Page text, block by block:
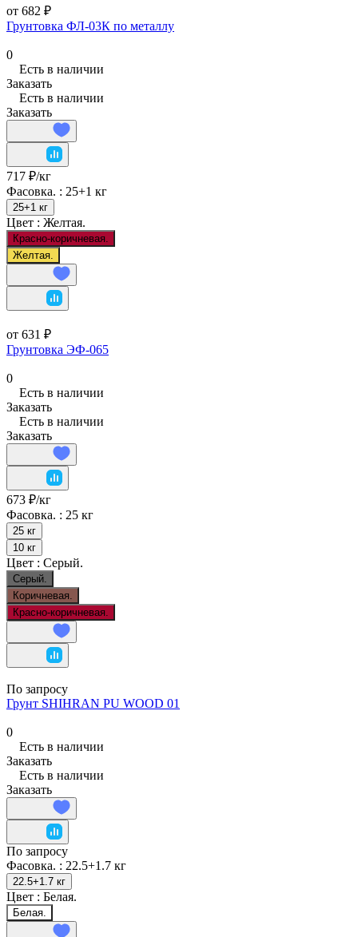
от 682 ₽
Грунтовка ФЛ-03К по металлу
0
Есть в наличии
Заказать
Есть в наличии
Заказать
717 ₽/кг
Фасовка. : 25+1 кг
25+1 кг
Цвет : Желтая.
Красно-коричневая.
Желтая.
от 631 ₽
Грунтовка ЭФ-065
0
Есть в наличии
Заказать
Есть в наличии
Заказать
673 ₽/кг
Фасовка. : 25 кг
25 кг
10 кг
Цвет : Серый.
Серый.
Коричневая.
Красно-коричневая.
По запросу
Грунт SHIHRAN PU WOOD 01
0
Есть в наличии
Заказать
Есть в наличии
Заказать
По запросу
Фасовка. : 22.5+1.7 кг
22.5+1.7 кг
Цвет : Белая.
Белая.